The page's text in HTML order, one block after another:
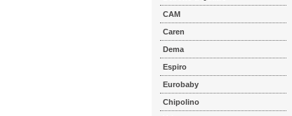
CAM
Caren
Dema
Espiro
Eurobaby
Chipolino